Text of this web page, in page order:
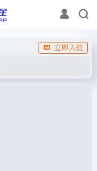
立即入驻